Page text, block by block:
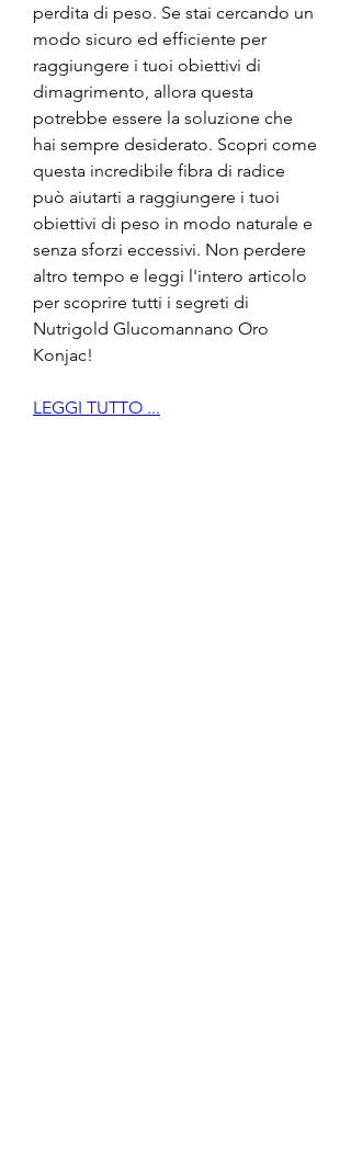
perdita di peso. Se stai cercando un
modo sicuro ed efficiente per
raggiungere i tuoi obiettivi di
dimagrimento, allora questa
potrebbe essere la soluzione che
hai sempre desiderato. Scopri come
questa incredibile fibra di radice
può aiutarti a raggiungere i tuoi
obiettivi di peso in modo naturale e
senza sforzi eccessivi. Non perdere
altro tempo e leggi l'intero articolo
per scoprire tutti i segreti di
Nutrigold Glucomannano Oro
Konjac!
LEGGI TUTTO ...